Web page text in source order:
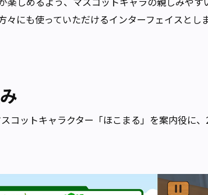
にも使っていただけるインターフェイスとし
コットキャラクター「ほこまる」を案内役に